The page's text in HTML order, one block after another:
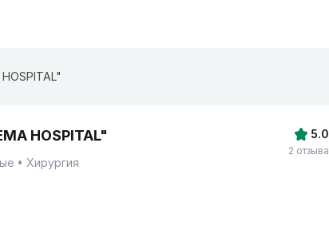
HOSPITAL"
Хирургия
5.0
2 отзыва